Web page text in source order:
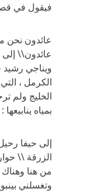
فيقول في
عائدون نحن
عائدون\\
ويناجي
الكرمل ،
الخليج ولم
بمياه ينابيعها :
إلى حيفا
الزرقة \\
من هنا
وتغسلني